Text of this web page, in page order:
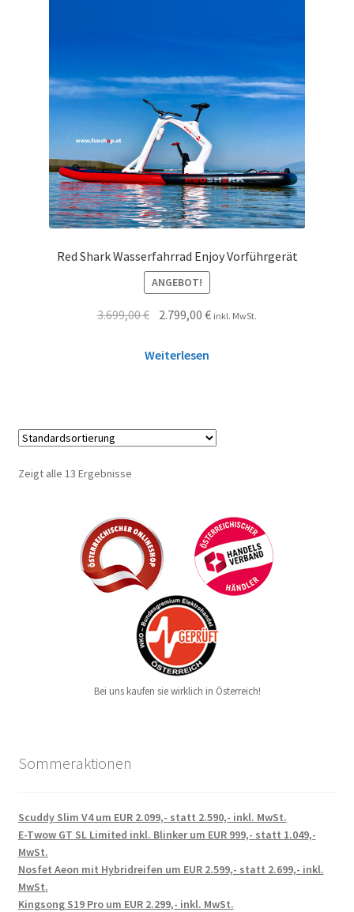
Red Shark Wasserfahrrad Enjoy Vorführgerät
ANGEBOT!
3.699,00€ 2.799,00€ inkl. MwSt.
Weiterlesen
Zeigt alle 13 Ergebnisse
Bei uns kaufen sie wirklich in Österreich!
Sommeraktionen
Scuddy Slim V4 um EUR 2.099,- statt 2.590,- inkl. MwSt.
E-Twow GT SL Limited inkl. Blinker um EUR 999,- statt 1.049,-
MwSt.
Nosfet Aeon mit Hybridreifen um EUR 2.599,- statt 2.699,- inkl.
MwSt.
Kingsong S19 Pro um EUR 2.299,- inkl. MwSt.